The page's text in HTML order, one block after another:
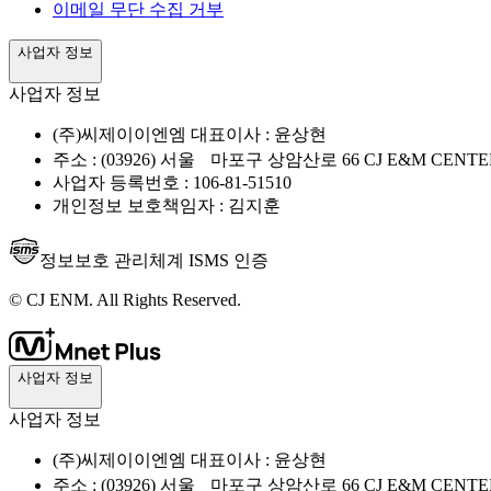
이메일 무단 수집 거부
사업자 정보
사업자 정보
(주)씨제이이엔엠 대표이사 : 윤상현
주소 : (03926) 서울 마포구 상암산로 66 CJ E&M
사업자 등록번호 : 106-81-51510
개인정보 보호책임자 : 김지훈
정보보호 관리체계 ISMS 인증
© CJ ENM. All Rights Reserved.
사업자 정보
사업자 정보
(주)씨제이이엔엠 대표이사 : 윤상현
주소 : (03926) 서울 마포구 상암산로 66 CJ E&M